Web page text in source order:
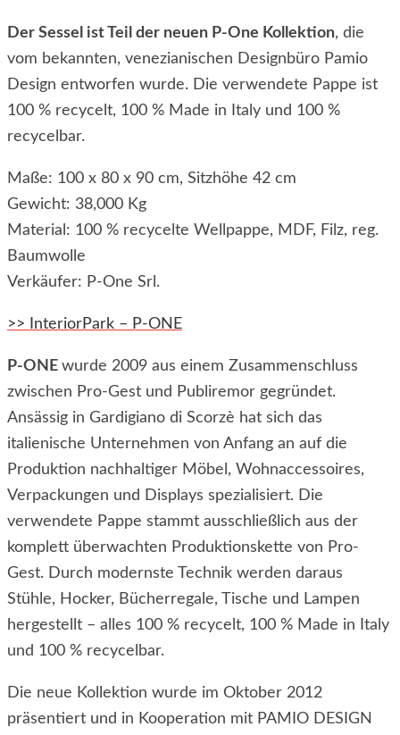
Der Sessel ist Teil der neuen P-One Kollektion, die
vom bekannten, venezianischen Designbüro Pamio
Design entworfen wurde. Die verwendete Pappe ist
100 % recycelt, 100 % Made in Italy und 100 %
recycelbar.
Maße: 100 x 80 x 90 cm, Sitzhöhe 42 cm
Gewicht: 38,000 Kg
Material: 100 % recycelte Wellpappe, MDF, Filz, reg.
Baumwolle
Verkäufer: P-One Srl.
>> InteriorPark – P-ONE
P-ONE wurde 2009 aus einem Zusammenschluss
zwischen Pro-Gest und Publiremor gegründet.
Ansässig in Gardigiano di Scorzè hat sich das
italienische Unternehmen von Anfang an auf die
Produktion nachhaltiger Möbel, Wohnaccessoires,
Verpackungen und Displays spezialisiert. Die
verwendete Pappe stammt ausschließlich aus der
komplett überwachten Produktionskette von Pro-
Gest. Durch modernste Technik werden daraus
Stühle, Hocker, Bücherregale, Tische und Lampen
hergestellt – alles 100 % recycelt, 100 % Made in Italy
und 100 % recycelbar.
Die neue Kollektion wurde im Oktober 2012
präsentiert und in Kooperation mit PAMIO DESIGN